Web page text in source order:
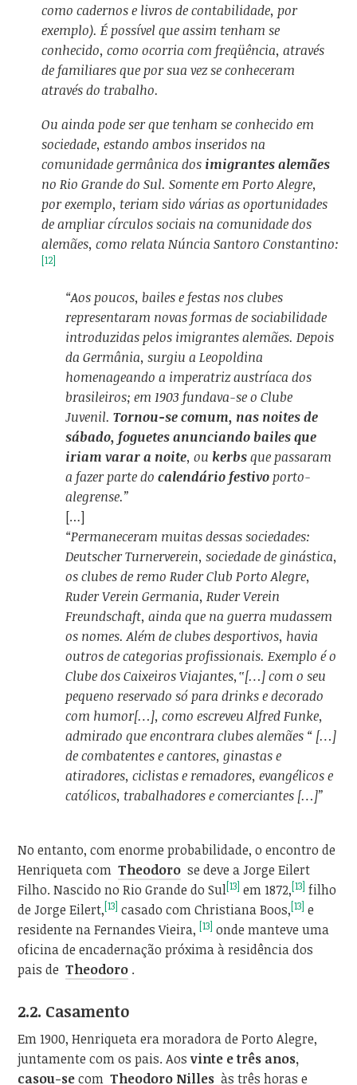
como cadernos e livros de contabilidade, por
exemplo). É possível que assim tenham se
conhecido, como ocorria com freqüência, através
de familiares que por sua vez se conheceram
através do trabalho.
Ou ainda pode ser que tenham se conhecido em
sociedade, estando ambos inseridos na
comunidade germânica dos imigrantes alemães
no Rio Grande do Sul. Somente em Porto Alegre,
por exemplo, teriam sido várias as oportunidades
de ampliar círculos sociais na comunidade dos
alemães, como relata Núncia Santoro Constantino:
[12]
“Aos poucos, bailes e festas nos clubes
representaram novas formas de sociabilidade
introduzidas pelos imigrantesalemães. Depois
da Germânia, surgiu a Leopoldina
homenageando a imperatriz austríaca dos
brasileiros; em 1903 fundava-se o Clube
Juvenil.Tornou-se comum, nas noites de
sábado, foguetes anunciando bailes que
iriam varar a noite, ou kerbsque passaram
a fazer parte docalendário festivo porto-
alegrense.”
[…]
“Permaneceram muitas dessas sociedades:
Deutscher Turnerverein, sociedade de ginástica,
os clubes de remo Ruder Club Porto Alegre,
Ruder Verein Germania, Ruder Verein
Freundschaft, ainda que na guerra mudassem
os nomes. Além de clubes desportivos, havia
outros de categorias profissionais. Exemplo é o
Clube dos Caixeiros Viajantes,‟[…] com o seu
pequeno reservado só para drinks e decorado
com humor[…], como escreveu Alfred Funke,
admirado que encontrara clubes alemães “ […]
de combatentes e cantores, ginastas e
atiradores, ciclistas e remadores, evangélicos e
católicos, trabalhadores e comerciantes […]”
No entanto, com enorme probabilidade, o encontro de
Henriqueta com Theodoro se deve a Jorge Eilert
Filho. Nascido no Rio Grande do Sul[13] em 1872,[13] filho
de Jorge Eilert,[13] casado com Christiana Boos,[13] e
residente na Fernandes Vieira,[13] onde manteve uma
oficina de encadernação próxima à residência dos
pais de Theodoro .
2.2. Casamento
Em 1900, Henriqueta era moradora de Porto Alegre,
juntamente com os pais. Aosvinte e três anos,
casou-secom Theodoro Nilles às três horas e